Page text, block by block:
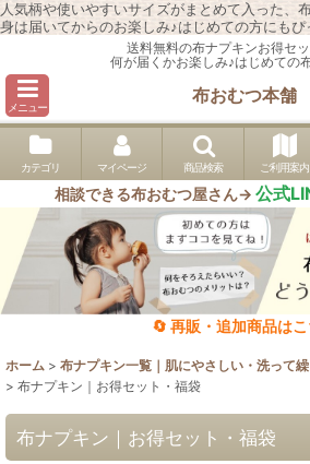
人気柄や使いやすいサイズがまとめて入った、
身は届いてからのお楽しみ♪はじめての方にもぴ
送料無料の布ナプキンお得セ
何が届くかお楽しみ♪はじめての
メニュー
布おむつ本舗
カテゴリ マイページ 商品検索 ご利用案内
相談できる布おむつ屋さん→ 公式
🔄 再販・追加商品は
ホーム > 布ナプキン一覧｜肌にやさしい・洗って
> 布ナプキン｜お得セット・福袋
布ナプキン｜お得セット・福袋